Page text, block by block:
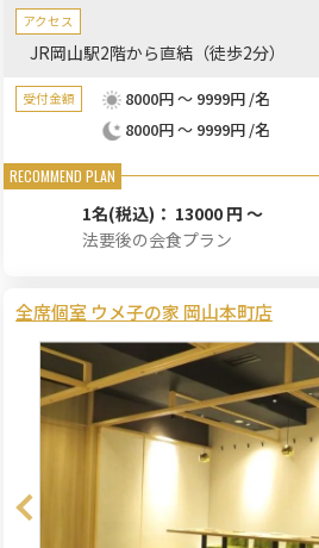
アクセス
JR岡山駅2階から直結（徒歩2分）
受付金額
8000円 ～ 9999円 /名
8000円 ～ 9999円 /名
1名(税込)： 13000 円 ～
法要後の会食プラン
全席個室 ウメ子の家 岡山本町店